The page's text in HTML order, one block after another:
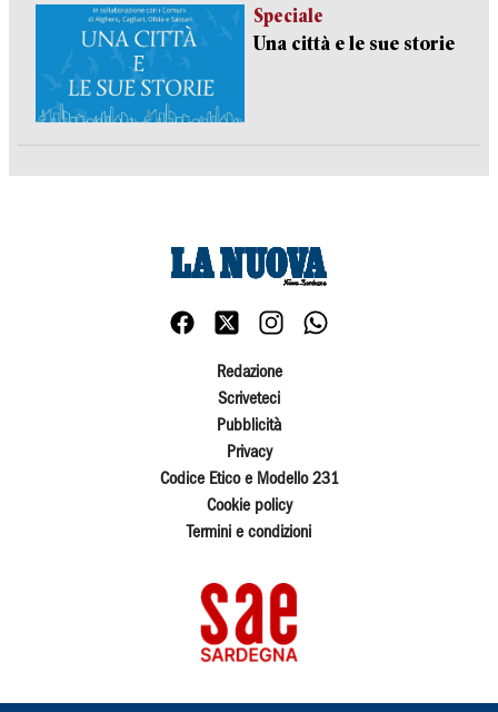
Speciale
Una città e le sue storie
Redazione
Scriveteci
Pubblicità
Privacy
Codice Etico e Modello 231
Cookie policy
Termini e condizioni